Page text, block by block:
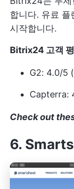
합니다. 유료
시작합니다.
Bitrix24 고객
G2: 4.0/5
Capterra:
Check out
6.